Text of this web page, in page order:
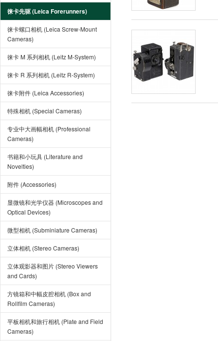
徕卡先驱 (Leica Forerunners)
徕卡螺口相机 (Leica Screw-Mount
Cameras)
徕卡 M 系列相机 (Leitz M-System)
徕卡 R 系列相机 (Leitz R-System)
徕卡附件 (Leica Accessories)
特殊相机 (Special Cameras)
专业中大画幅相机 (Professional
Cameras)
书籍和小玩具 (Literature and
Novelties)
附件 (Accessories)
显微镜和光学仪器 (Microscopes and
Optical Devices)
微型相机 (Subminiature Cameras)
立体相机 (Stereo Cameras)
立体观影器和图片 (Stereo Viewers
and Cards)
方镜箱和中幅皮腔相机 (Box and
Rollfilm Cameras)
平板相机和旅行相机 (Plate and Field
Cameras)